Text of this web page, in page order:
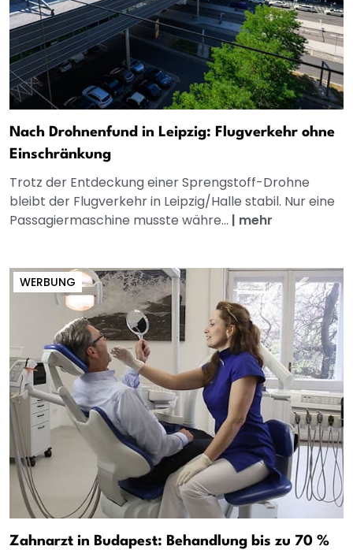
Nach Drohnenfund in Leipzig: Flugverkehr ohne
Einschränkung
Trotz der Entdeckung einer Sprengstoff-Drohne
bleibt der Flugverkehr in Leipzig/Halle stabil. Nur eine
Passagiermaschine musste währe... | mehr
WERBUNG
Zahnarzt in Budapest: Behandlung bis zu 70 %